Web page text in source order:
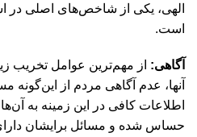
الهی، یکی از شاخص‌های اصلی در
است.
آگاهی: از مهم‌ترین عوامل تخریب
آنها، عدم آگاهی مردم از
اطلاعات کافی در این زمینه به
حساس شده و مسائل برایشان